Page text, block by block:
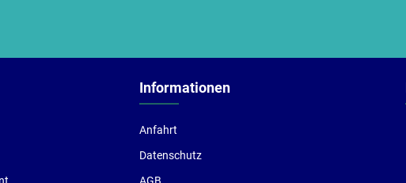
Informationen
Anfahrt
Datenschutz
AGB